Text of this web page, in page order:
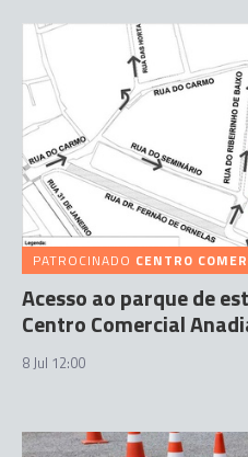
PATROCINADO CENTRO
Acesso ao parque de
Centro Comercial
8 Jul 12:00